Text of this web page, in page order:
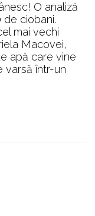
O analiză
de ciobani.
mai vechi
Macovei,
apă care vine
varsă într-un